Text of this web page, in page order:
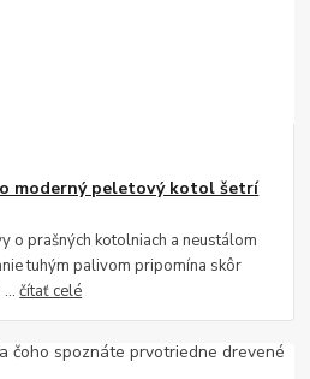
moderný peletový kotol šetrí
o prašných kotolniach a neustálom
tuhým palivom pripomína skôr
...čítať celé